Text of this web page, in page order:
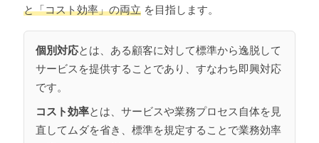
と「コスト効率」の両立 を目指します。
個別対応とは、ある顧客に対して標準から逸脱して
サービスを提供することであり、すなわち即興対応
です。
コスト効率とは、サービスや業務プロセス自体を見
直してムダを省き、標準を規定することで業務効率